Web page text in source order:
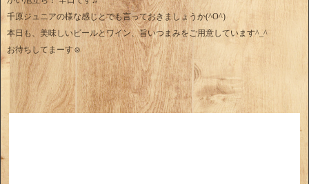
千原ジュニアの様な感じとでも言っておきましょうか(^O^)
本日も、美味しいビールとワイン、旨いつまみをご用意しています^_^
お待ちしてまーす☺︎